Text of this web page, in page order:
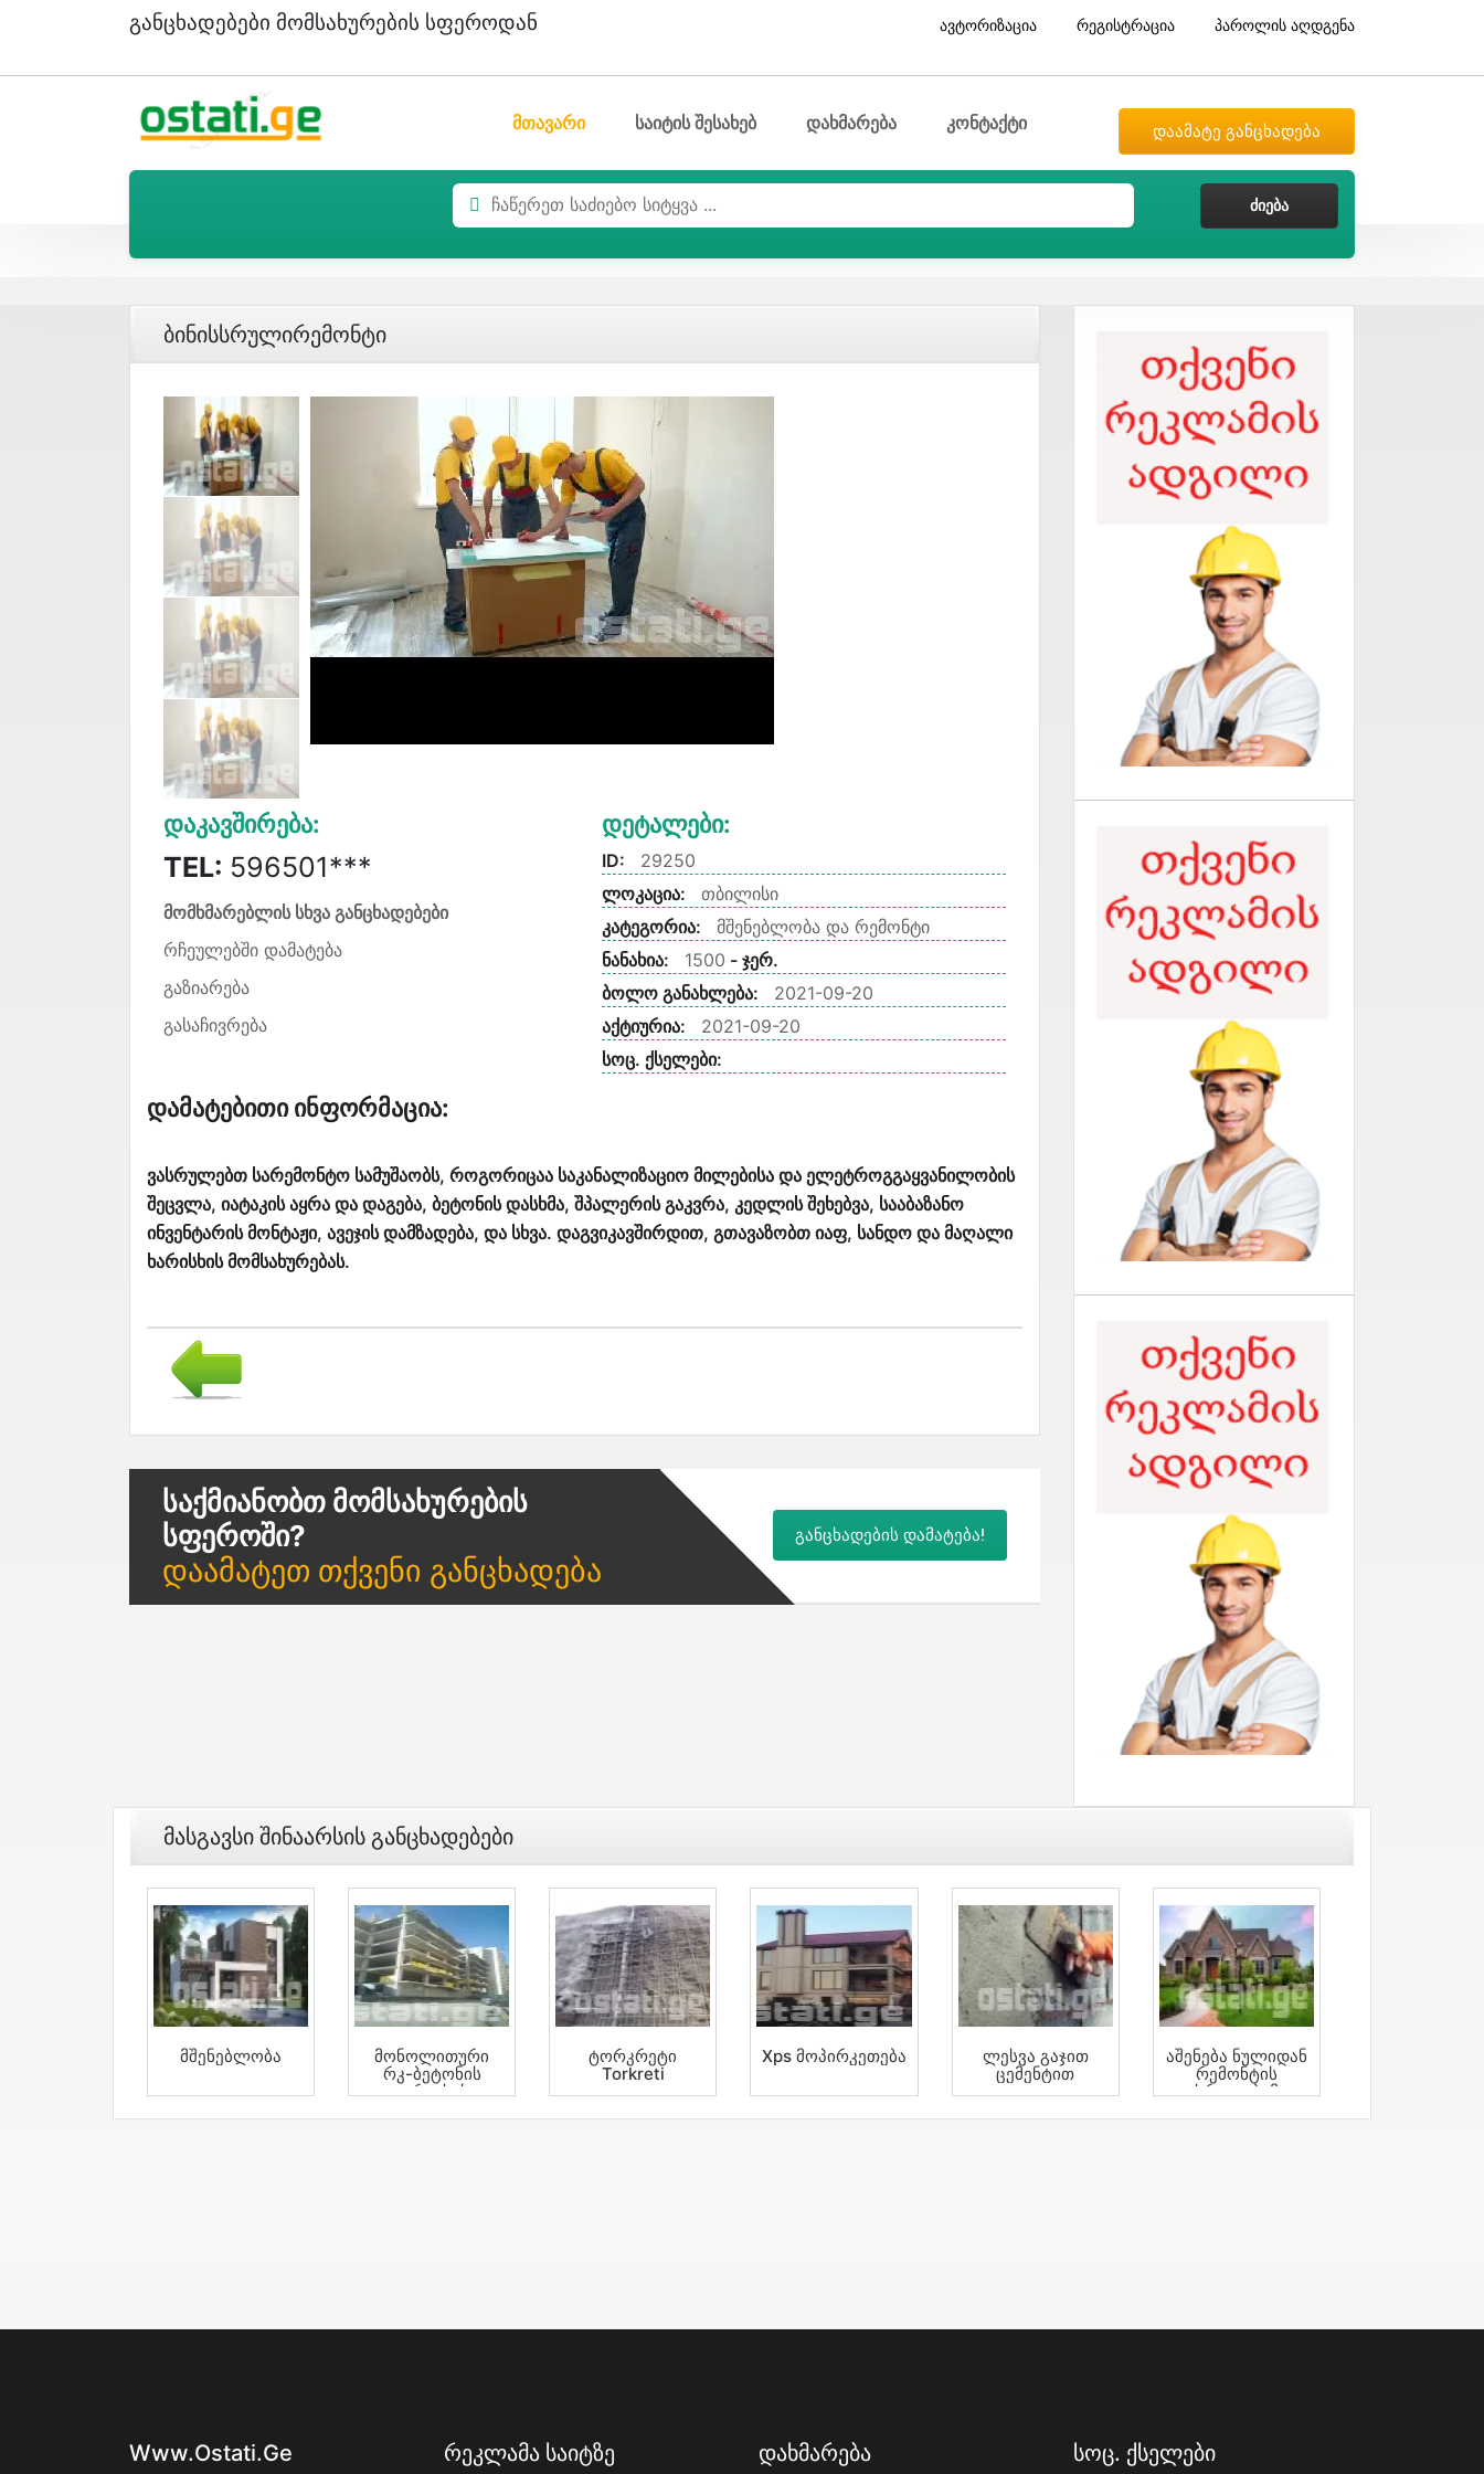
Განცხადებები Მომსახურების Სფეროდან ავტორიზაცია რეგისტრაცია პაროლის აღდგენა
მთავარი საიტის შესახებ დახმარება კონტაქტი დაამატე განცხადება
Ბინისსრულირემონტი
Დაკავშირება:
TEL: 596501***
მომხმარებლის სხვა განცხადებები
რჩეულებში დამატება
გაზიარება
გასაჩივრება
Დეტალები:
ID:
29250
ლოკაცია:
თბილისი
კატეგორია:
მშენებლობა და რემონტი
ნანახია:
1500 - ჯერ.
ბოლო განახლება:
2021-09-20
აქტიურია:
2021-09-20
სოც. ქსელები:
Დამატებითი Ინფორმაცია:
ვასრულებთ სარემონტო სამუშაობს, როგორიცაა საკანალიზაციო მილებისა და ელეტროგგაყვანილობის
შეცვლა, იატაკის აყრა და დაგება, ბეტონის დასხმა, შპალერის გაკვრა, კედლის შეხებვა, სააბაზანო
ინვენტარის მონტაჟი, ავეჯის დამზადება, და სხვა. დაგვიკავშირდით, გთავაზობთ იაფ, სანდო და მაღალი
ხარისხის მომსახურებას.
Საქმიანობთ Მომსახურების
Სფეროში?
Დაამატეთ Თქვენი Განცხადება
განცხადების დამატება!
Მასგავსი Შინაარსის Განცხადებები
Მშენებლობა
Მონოლითური
Რკ-Ბეტონის
Კარკასის
Ტორკრეტი
Torkreti
Xps Მოპირკეთება
Ლესვა Გაჯით
Ცემენტით
Აშენება Ნულიდან
Რემონტის
Დასრულებამდე
Www.ostati.ge Რეკლამა Საიტზე Დახმარება Სოც. Ქსელები